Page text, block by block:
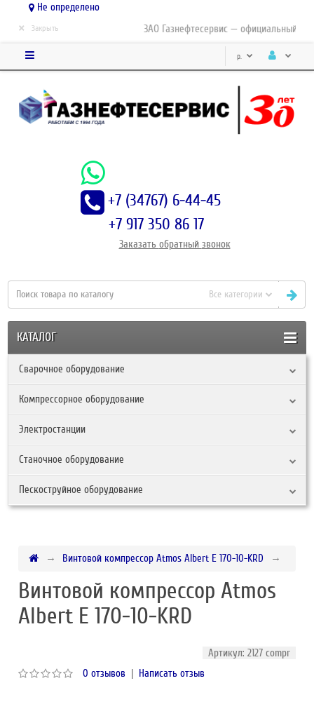
Не определено
ЗАО Газнефтесервис — официальный
× Закрыть
р.
+7 (34767) 6-44-45
+7 917 350 86 17
Заказать обратный звонок
Все категории
КАТАЛОГ
Сварочное оборудование
Компрессорное оборудование
Электростанции
Станочное оборудование
Пескоструйное оборудование
Винтовой компрессор Atmos Albert E 170-10-KRD
Винтовой компрессор Atmos
Albert E 170-10-KRD
Артикул: 2127 compr
0 отзывов | Написать отзыв